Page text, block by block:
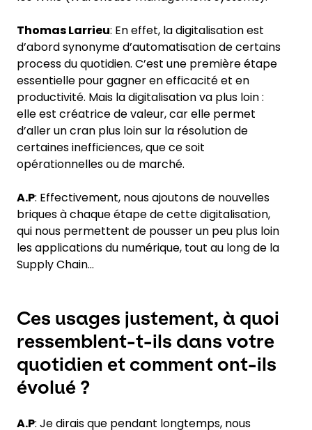
Thomas Larrieu: En effet, la digitalisation est
d’abord synonyme d’automatisation de certains
process du quotidien. C’est une première étape
essentielle pour gagner en efficacité et en
productivité. Mais la digitalisation va plus loin :
elle est créatrice de valeur, car elle permet
d’aller un cran plus loin sur la résolution de
certaines inefficiences, que ce soit
opérationnelles ou de marché.
A.P: Effectivement, nous ajoutons de nouvelles
briques à chaque étape de cette digitalisation,
qui nous permettent de pousser un peu plus loin
les applications du numérique, tout au long de la
Supply Chain…
Ces usages justement, à quoi
ressemblent-t-ils dans votre
quotidien et comment ont-ils
évolué ?
A.P: Je dirais que pendant longtemps, nous